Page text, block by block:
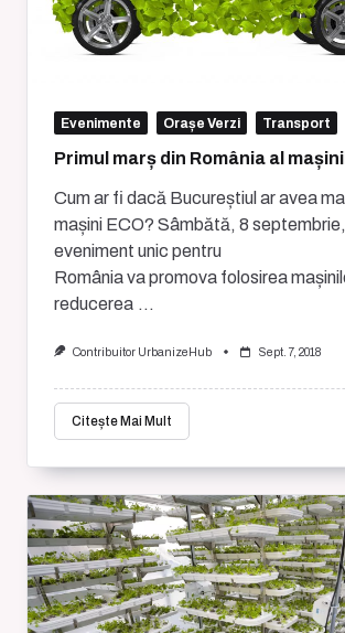
Evenimente Orașe Verzi Transport
Primul marș din România al
Cum ar fi dacă Bucureștiul ar avea
mașini ECO? Sâmbătă, 8
eveniment unic pentru
România va promova folosirea
reducerea ...
Contribuitor UrbanizeHub Sept. 7, 2018
Citește Mai Mult